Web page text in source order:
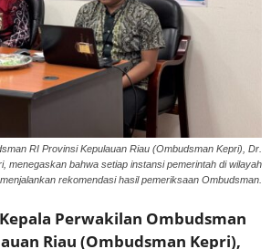
RI Provinsi Kepulauan Riau (Ombudsman Kepri), Dr.
menegaskan bahwa setiap instansi pemerintah di wilayah
rekomendasi hasil pemeriksaan Ombudsman.
Perwakilan Ombudsman
Riau (Ombudsman Kepri),